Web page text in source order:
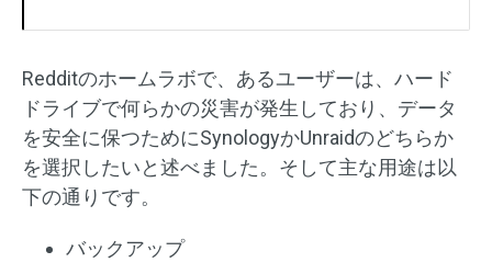
Redditのホームラボで、あるユーザーは、ハード
ドライブで何らかの災害が発生しており、データ
を安全に保つためにSynologyかUnraidのどちらか
を選択したいと述べました。そして主な用途は以
下の通りです。
バックアップ